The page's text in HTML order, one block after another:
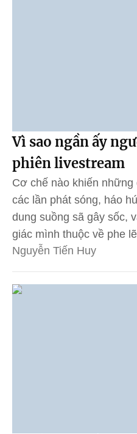
Vì sao ngần ấy
phiên livestream
Cơ chế nào khiến những
các lần phát sóng, háo
dung suồng sã gây sốc,
giác mình thuộc về phe
Nguyễn Tiến Huy